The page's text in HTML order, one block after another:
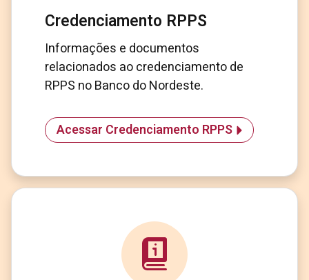
Credenciamento RPPS
Informações e documentos
relacionados ao credenciamento de
RPPS no Banco do Nordeste.
Acessar Credenciamento RPPS